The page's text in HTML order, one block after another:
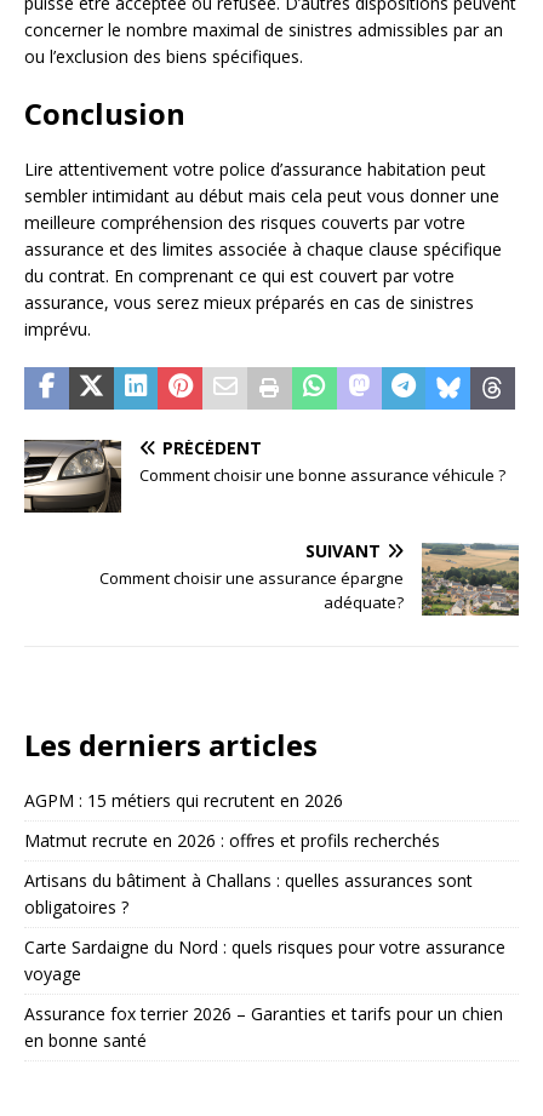
concerner le nombre maximal de sinistres admissibles par an
ou l’exclusion des biens spécifiques.
Conclusion
Lire attentivement votre police d’assurance habitation peut
sembler intimidant au début mais cela peut vous donner une
meilleure compréhension des risques couverts par votre
assurance et des limites associée à chaque clause spécifique
du contrat. En comprenant ce qui est couvert par votre
assurance, vous serez mieux préparés en cas de sinistres
imprévu.
PRÉCÉDENT
Comment choisir une bonne assurance véhicule ?
SUIVANT
Comment choisir une assurance épargne
adéquate?
Les derniers articles
AGPM : 15 métiers qui recrutent en 2026
Matmut recrute en 2026 : offres et profils recherchés
Artisans du bâtiment à Challans : quelles assurances sont
obligatoires ?
Carte Sardaigne du Nord : quels risques pour votre assurance
voyage
Assurance fox terrier 2026 – Garanties et tarifs pour un chien
en bonne santé